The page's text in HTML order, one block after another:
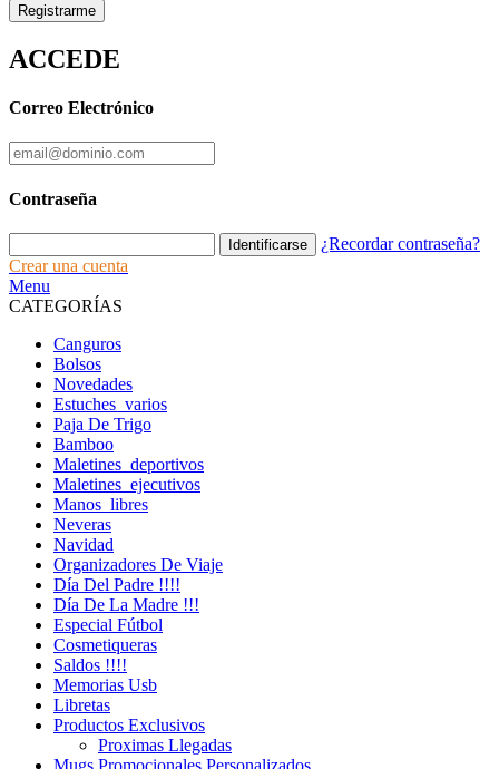
Registrarme
ACCEDE
Correo Electrónico
Contraseña
¿Recordar contraseña?
Crear una cuenta
Menu
CATEGORÍAS
Canguros
Bolsos
Novedades
Estuches_varios
Paja De Trigo
Bamboo
Maletines_deportivos
Maletines_ejecutivos
Manos_libres
Neveras
Navidad
Organizadores De Viaje
Día Del Padre !!!!
Día De La Madre !!!
Especial Fútbol
Cosmetiqueras
Saldos !!!!
Memorias Usb
Libretas
Productos Exclusivos
Proximas Llegadas
Mugs Promocionales Personalizados